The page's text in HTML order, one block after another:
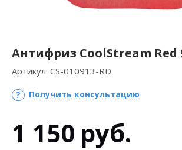
Антифриз CoolStream Red
Артикул: CS-010913-RD
Получить консультацию
1 150 руб.